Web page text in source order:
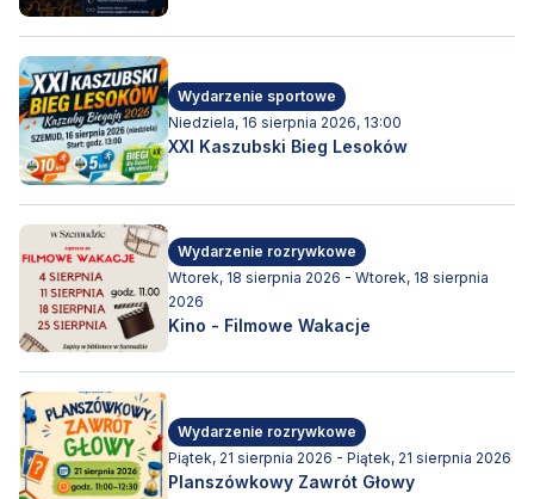
Wydarzenie sportowe
Niedziela, 16 sierpnia 2026, 13:00
XXI Kaszubski Bieg Lesoków
Wydarzenie rozrywkowe
Wtorek, 18 sierpnia 2026 - Wtorek, 18 sierpnia
2026
Kino - Filmowe Wakacje
Wydarzenie rozrywkowe
Piątek, 21 sierpnia 2026 - Piątek, 21 sierpnia 2026
Planszówkowy Zawrót Głowy